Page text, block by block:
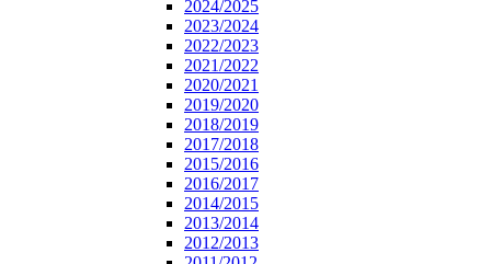
2024/2025
2023/2024
2022/2023
2021/2022
2020/2021
2019/2020
2018/2019
2017/2018
2015/2016
2016/2017
2014/2015
2013/2014
2012/2013